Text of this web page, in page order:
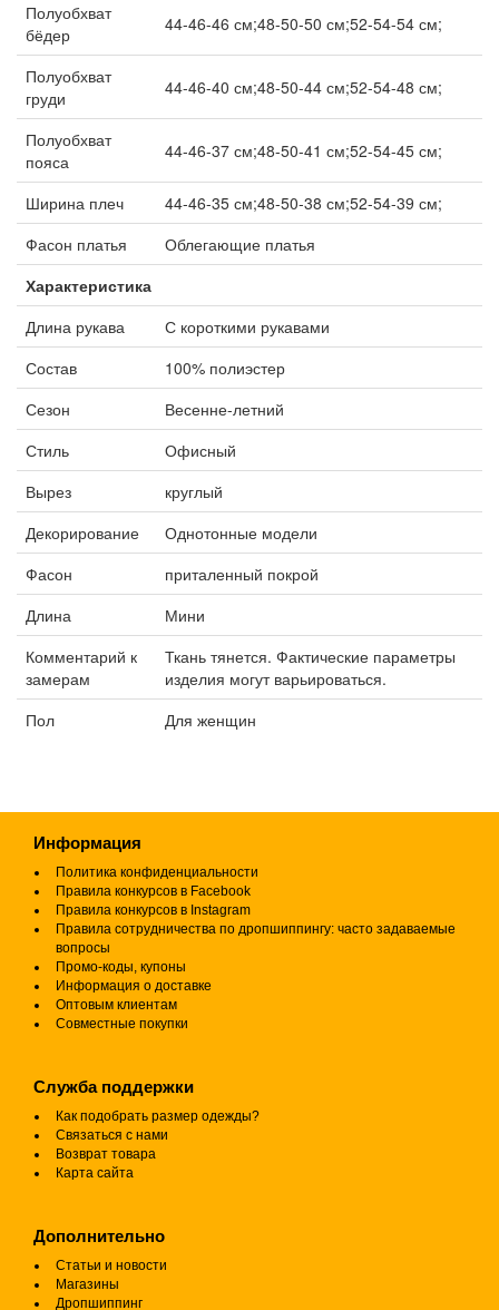
Полуобхват
бёдер
44-46-46 см;48-50-50 см;52-54-54 см;
Полуобхват
груди
44-46-40 см;48-50-44 см;52-54-48 см;
Полуобхват
пояса
44-46-37 см;48-50-41 см;52-54-45 см;
Ширина плеч
44-46-35 см;48-50-38 см;52-54-39 см;
Фасон платья
Облегающие платья
Характеристика
Длина рукава
С короткими рукавами
Состав
100% полиэстер
Сезон
Весенне-летний
Стиль
Офисный
Вырез
круглый
Декорирование
Однотонные модели
Фасон
приталенный покрой
Длина
Мини
Комментарий к
замерам
Ткань тянется. Фактические параметры
изделия могут варьироваться.
Пол
Для женщин
Информация
Политика конфиденциальности
Правила конкурсов в Facebook
Правила конкурсов в Instagram
Правила сотрудничества по дропшиппингу: часто задаваемые
вопросы
Промо-коды, купоны
Информация о доставке
Оптовым клиентам
Совместные покупки
Служба поддержки
Как подобрать размер одежды?
Связаться с нами
Возврат товара
Карта сайта
Дополнительно
Статьи и новости
Магазины
Дропшиппинг